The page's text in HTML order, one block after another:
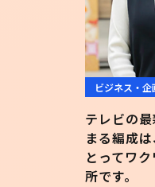
ビジネス・
テレビの
まる編成
とってワ
所です。